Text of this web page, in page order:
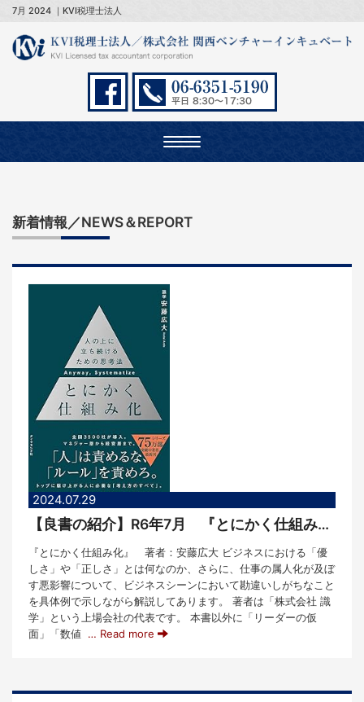
7月 2024 ｜KVI税理士法人
Toggle
navigation
新着情報／NEWS＆REPORT
2024.07.29
【良書の紹介】R6年7月 『とにかく仕組み化』
『とにかく仕組み化』 著者：安藤広大 ビジネスにおける「優
しさ」や「正しさ」とは何なのか、さらに、仕事の属人化が及ぼ
す悪影響について、ビジネスシーンにおいて勘違いしがちなこと
を具体例で示しながら解説してあります。 著者は「株式会社 識
学」という上場会社の代表です。 本書以外に「リーダーの仮
面」「数値 … Read more